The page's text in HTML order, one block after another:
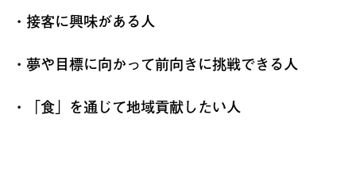
・接客に興味がある人
・夢や目標に向かって前向きに挑戦できる人
・「食」を通じて地域貢献したい人